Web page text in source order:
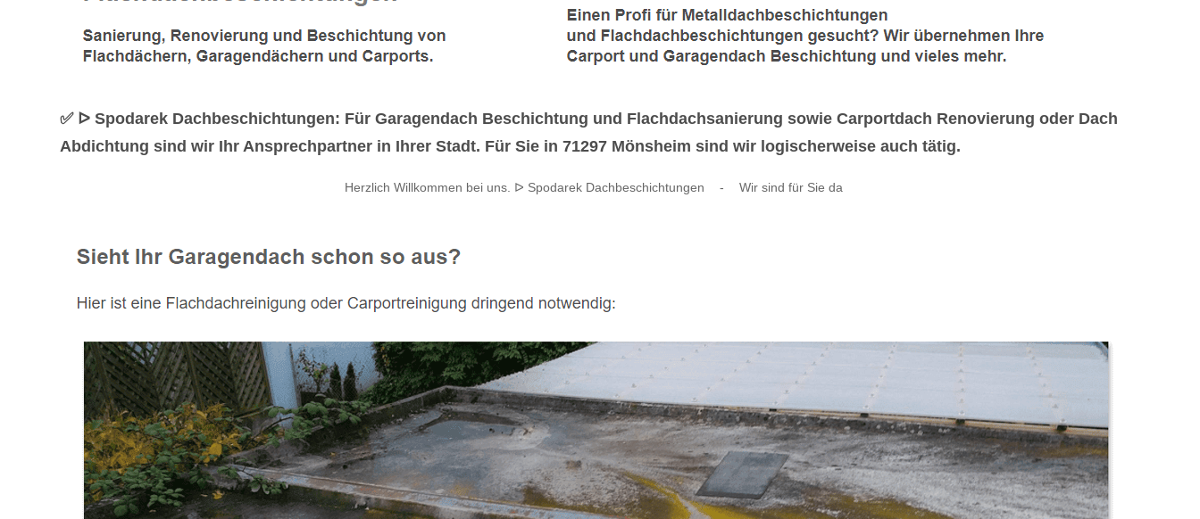
✅ ᐅ Spodarek Dachbeschichtungen: Für Garagendach Beschichtung und Flachdachsanierung sowie Carportdach Renovierung oder Dach
Abdichtung sind wir Ihr Ansprechpartner in Ihrer Stadt. Für Sie in 71297 Mönsheim sind wir logischerweise auch tätig.
Herzlich Willkommen bei uns. ᐅ Spodarek Dachbeschichtungen - Wir sind für Sie da